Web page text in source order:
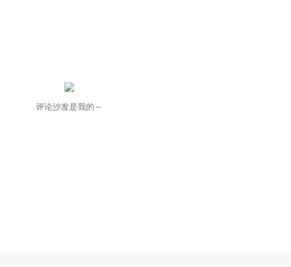
评论沙发是我的～